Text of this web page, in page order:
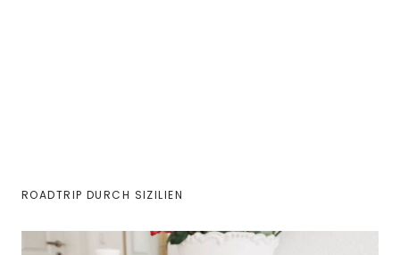
ROADTRIP DURCH SIZILIEN